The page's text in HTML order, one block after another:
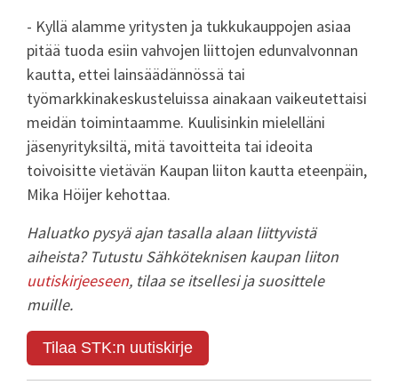
- Kyllä alamme yritysten ja tukkukauppojen asiaa
pitää tuoda esiin vahvojen liittojen edunvalvonnan
kautta, ettei lainsäädännössä tai
työmarkkinakeskusteluissa ainakaan vaikeutettaisi
meidän toimintaamme. Kuulisinkin mielelläni
jäsenyrityksiltä, mitä tavoitteita tai ideoita
toivoisitte vietävän Kaupan liiton kautta eteenpäin,
Mika Höijer kehottaa.
Haluatko pysyä ajan tasalla alaan liittyvistä
aiheista? Tutustu Sähköteknisen kaupan liiton
uutiskirjeeseen, tilaa se itsellesi ja suosittele
muille.
Tilaa STK:n uutiskirje